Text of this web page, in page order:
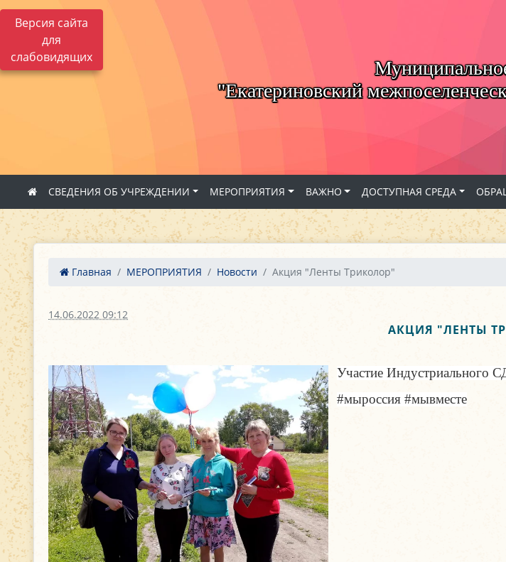
Версия сайта
для
слабовидящих
"Екатериновский
СВЕДЕНИЯ ОБ УЧРЕЖДЕНИИ МЕРОПРИЯТИЯ ВАЖНО ДОСТУПНАЯ СРЕДА
Главная МЕРОПРИЯТИЯ Новости Акция "Ленты Триколор"
14.06.2022 09:12
АКЦИЯ "ЛЕНТЫ
Участие Индустриального
#мыроссия #мывместе